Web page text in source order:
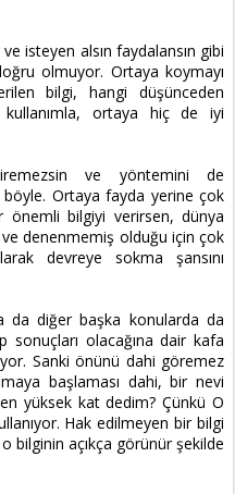
isteyen alsın faydalansın gibi
olmuyor. Ortaya koymayı
bilgi, hangi düşünceden
kullanımla, ortaya hiç de iyi
ve yöntemini de
Ortaya fayda yerine çok
önemli bilgiyi verirsen, dünya
denenmemiş olduğu için çok
devreye sokma şansını
diğer başka konularda da
sonuçları olacağına dair kafa
Sanki önünü dahi göremez
başlaması dahi, bir nevi
yüksek kat dedim? Çünkü O
Hak edilmeyen bir bilgi
bilginin açıkça görünür şekilde